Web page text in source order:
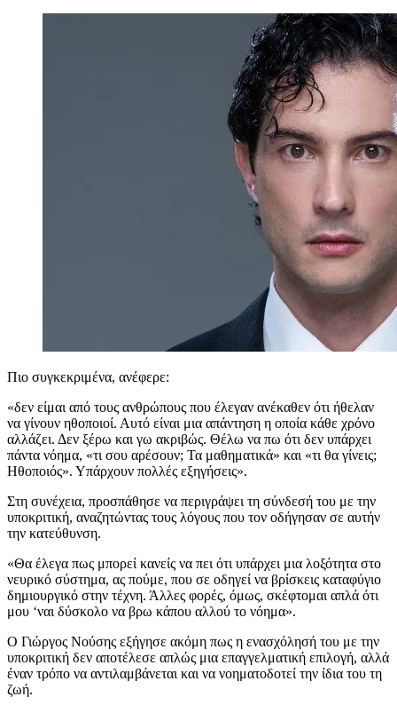
Πιο συγκεκριμένα, ανέφερε:
«δεν είμαι από τους ανθρώπους που έλεγαν ανέκαθεν ότι ήθελαν
να γίνουν ηθοποιοί. Αυτό είναι μια απάντηση η οποία κάθε χρόνο
αλλάζει. Δεν ξέρω και γω ακριβώς. Θέλω να πω ότι δεν υπάρχει
πάντα νόημα, «τι σου αρέσουν; Τα μαθηματικά» και «τι θα γίνεις;
Ηθοποιός». Υπάρχουν πολλές εξηγήσεις».
Στη συνέχεια, προσπάθησε να περιγράψει τη σύνδεσή του με την
υποκριτική, αναζητώντας τους λόγους που τον οδήγησαν σε αυτήν
την κατεύθυνση.
«Θα έλεγα πως μπορεί κανείς να πει ότι υπάρχει μια λοξότητα στο
νευρικό σύστημα, ας πούμε, που σε οδηγεί να βρίσκεις καταφύγιο
δημιουργικό στην τέχνη. Άλλες φορές, όμως, σκέφτομαι απλά ότι
μου ‘ναι δύσκολο να βρω κάπου αλλού το νόημα».
Ο Γιώργος Νούσης εξήγησε ακόμη πως η ενασχόλησή του με την
υποκριτική δεν αποτέλεσε απλώς μια επαγγελματική επιλογή, αλλά
έναν τρόπο να αντιλαμβάνεται και να νοηματοδοτεί την ίδια του τη
ζωή.